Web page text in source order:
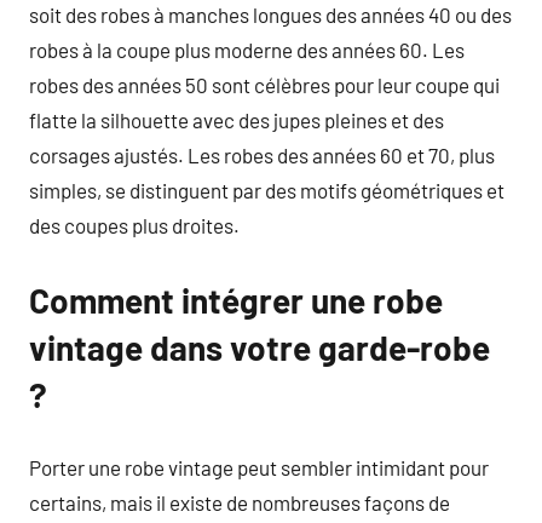
soit des robes à manches longues des années 40 ou des
robes à la coupe plus moderne des années 60. Les
robes des années 50 sont célèbres pour leur coupe qui
flatte la silhouette avec des jupes pleines et des
corsages ajustés. Les robes des années 60 et 70, plus
simples, se distinguent par des motifs géométriques et
des coupes plus droites.
Comment intégrer une robe
vintage dans votre garde-robe
?
Porter une robe vintage peut sembler intimidant pour
certains, mais il existe de nombreuses façons de